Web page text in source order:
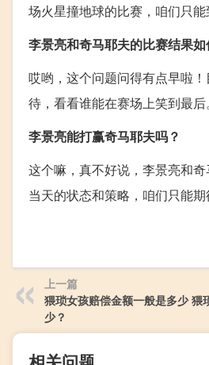
场火星撞地球的比赛，咱们只能
李景亮和奇马耶夫的比赛结果如
哎哟，这个问题问得有点早啦
待，看看谁能在赛场上笑到最后。
李景亮能打赢奇马耶夫吗？
这个嘛，真不好说，李景亮和
当天的状态和策略，咱们只能
上一篇
猥琐女孩赔偿金额一般是多少 猥
少？